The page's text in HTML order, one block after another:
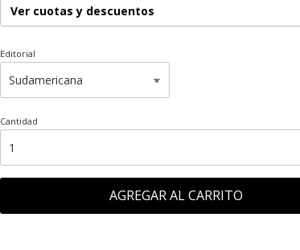
Ver cuotas y descuentos
Editorial
Cantidad
AGREGAR AL CARRITO